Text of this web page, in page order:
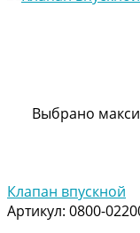
Выбрано
Клапан впускной
Артикул: 0800-